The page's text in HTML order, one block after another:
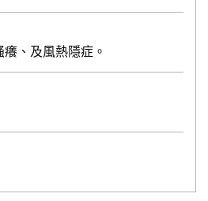
、及風熱隱症。